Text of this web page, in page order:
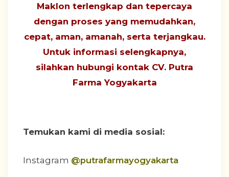
Maklon terlengkap dan tepercaya
dengan proses yang memudahkan,
cepat, aman, amanah, serta terjangkau.
Untuk informasi selengkapnya,
silahkan hubungi kontak CV. Putra
Farma Yogyakarta
Temukan kami di media sosial:
Instagram @putrafarmayogyakarta